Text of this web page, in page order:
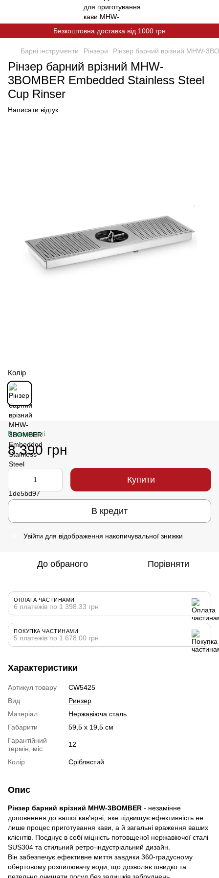
Безкоштовна доставка від 1000 грн
Барні інструменти Рінзери Рінзер барний врізний MHW-
Рінзер барний врізний MHW-
3BOMBER Embedded Stainless Steel
Cup Rinser
Написати відгук
Колір
В наявності
8 390 грн
Купити
В кредит
Увійти для відображення накопичувальної знижки
До обраного Порівняти
ОПЛАТА ЧАСТИНАМИ
6 платежів по 1 398.33 грн
ПОКУПКА ЧАСТИНАМИ
5 платежів по 1 678.00 грн
Характеристики
Артикул товару
CW5425
Вид
Ринзер
Матеріал
Нержавіюча сталь
Габарити
59,5 х 19,5 см
Гарантійний
термін, міс.
12
Колір Сріблястий
Опис
Рінзер барний врізний MHW-3BOMBER - незамінне
доповнення до вашої кав’ярні, яке підвищує ефективність не
лише процес приготування кави, а й загальні враження ваших
клієнтів. Поєднує в собі міцність потовщеної нержавіючої сталі
SUS304 та стильний ретро-індустріальний дизайн.
Він забезпечує ефективне миття завдяки 360-градусному
обертовому розпилювачу води, що дозволяє швидко та